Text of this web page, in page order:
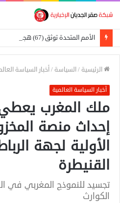
الأمم المتحدة توثق (67) هجومًا على المدارس في السودان
الرئيسية /السياسة /أخبار السياسة
أخبار السياسة العالمية
ملك المغرب
إحداث منصة
الأولية لجهة
القنيطرة
تجسيد للنموذج المغربي
الكوارث